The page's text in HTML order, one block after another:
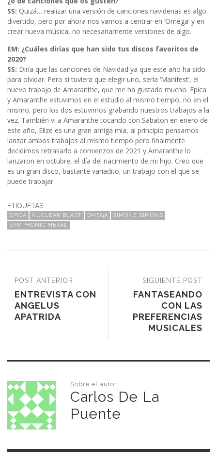
SS: Quizá… realizar una versión de canciones navideñas es algo
divertido, pero por ahora nos vamos a centrar en ‘Omega’ y en
crear nueva música, no necesariamente versiones de algo.
EM: ¿Cuáles dirías que han sido tus discos favoritos de
2020?
SS: Diría que las canciones de Navidad ya que este año ha sido
para olvidar. Pero si tuviera que elegir uno, sería ‘Manifest’, el
nuevo trabajo de Amaranthe, que me ha gustado mucho. Epica
y Amaranthe estuvimos en el estudio al mismo tiempo, no en el
mismo, pero los dos estuvimos grabando nuestros trabajos a la
vez. También vi a Amaranthe tocando con Sabaton en enero de
este año, Elize es una gran amiga mía, al principio pensamos
lanzar ambos trabajos al mismo tiempo pero finalmente
decidimos retrasarlo a comienzos de 2021 y Amaranthe lo
lanzaron en octubre, el día del nacimiento de mi hijo. Creo que
es un gran disco, bastante variadito, un trabajo con el que se
puede trabajar.
ETIQUETAS:
EPICA NUCLEAR BLAST OMEGA
SIMONE SIMONS
SYMPHONIC METAL
SIGUIENTE POST
FANTASEANDO
CON LAS
PREFERENCIAS
MUSICALES
POST ANTERIOR
ENTREVISTA CON
ANGELUS
APATRIDA
Sobre el autor
Carlos De La
Puente